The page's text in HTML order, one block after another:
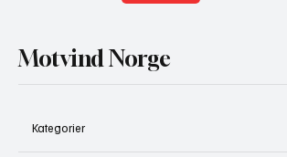
Motvind Norge
Kategorier